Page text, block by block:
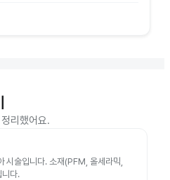
리했어요.
시술입니다. 소재(PFM, 올세라믹,
다.